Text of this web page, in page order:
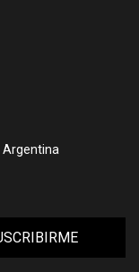
Argentina